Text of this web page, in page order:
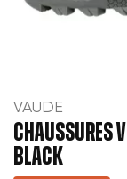
VAUDE
CHAUSSURES
BLACK